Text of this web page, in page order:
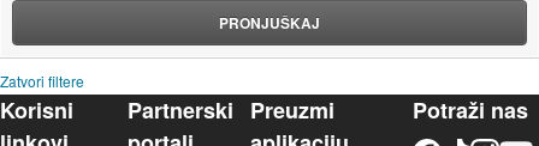
PRONJUŠKAJ
Zatvori filtere
Korisni
Partnerski
Preuzmi
Potraži nas